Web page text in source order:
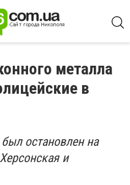
металла
в
остановлен на
и